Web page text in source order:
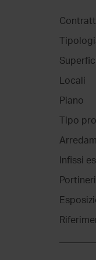
Locali
Piano
Tipo
Infissi